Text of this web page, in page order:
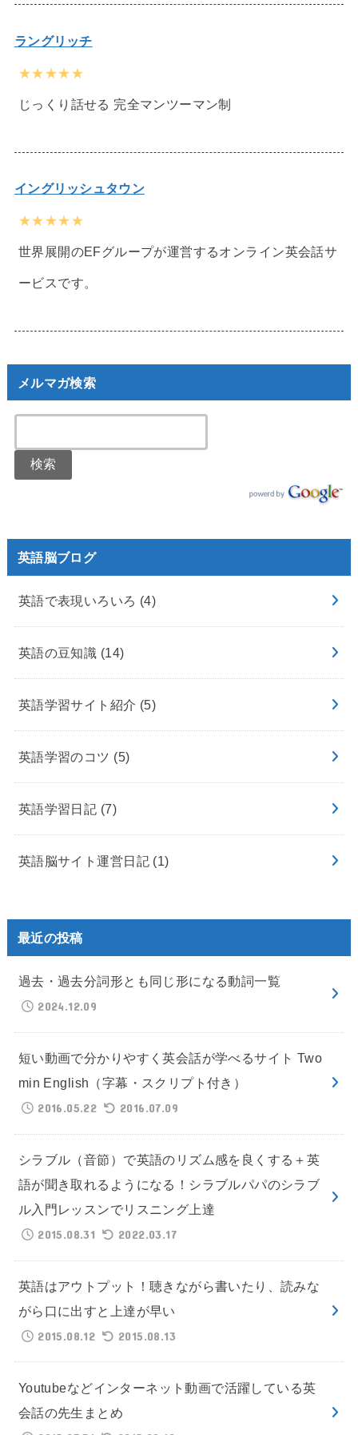
ラングリッチ
★★★★★
じっくり話せる 完全マンツーマン制
イングリッシュタウン
★★★★★
世界展開のEFグループが運営するオンライン英会話サ
ービスです。
メルマガ検索
英語脳ブログ
英語で表現いろいろ (4)
英語の豆知識 (14)
英語学習サイト紹介 (5)
英語学習のコツ (5)
英語学習日記 (7)
英語脳サイト運営日記 (1)
最近の投稿
過去・過去分詞形とも同じ形になる動詞一覧
2024.12.09
短い動画で分かりやすく英会話が学べるサイト Two
min English（字幕・スクリプト付き）
2016.05.22
2016.07.09
シラブル（音節）で英語のリズム感を良くする＋英
語が聞き取れるようになる！シラブルパパのシラブ
ル入門レッスンでリスニング上達
2015.08.31
2022.03.17
英語はアウトプット！聴きながら書いたり、読みな
がら口に出すと上達が早い
2015.08.12
2015.08.13
Youtubeなどインターネット動画で活躍している英
会話の先生まとめ